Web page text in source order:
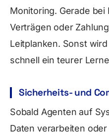
Monitoring. Gerade bei
Verträgen oder
Leitplanken. Sonst
schnell ein teurer
Sicherheits- und
Sobald Agenten auf
Daten verarbeiten